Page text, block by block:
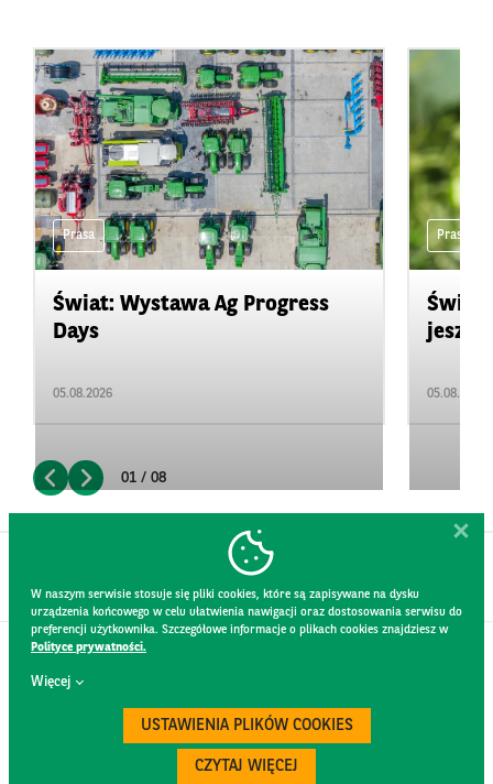
Prasa
Świat: Wystawa Ag Progress
Days
05.08.2026
Prasa
Świat:
05.08.2026
01 / 08
W naszym serwisie stosuje się pliki cookies, które są zapisywane na dysku
urządzenia końcowego w celu ułatwienia nawigacji oraz dostosowania serwisu do
preferencji użytkownika. Szczegółowe informacje o plikach cookies znajdziesz w
Polityce prywatności.
Więcej
USTAWIENIA PLIKÓW COOKIES
CZYTAJ WIĘCEJ
KONTAKT
REGULAMIN STRONY
POLITYKA PRYWATNOŚCI